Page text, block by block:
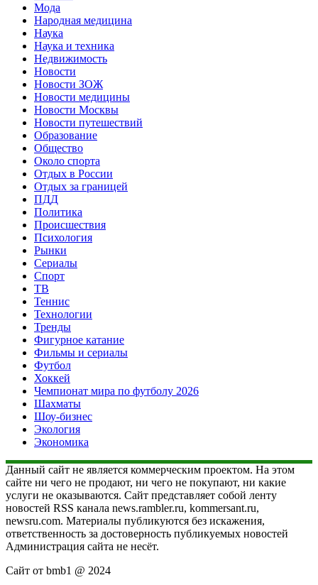
Мода
Народная медицина
Наука
Наука и техника
Недвижимость
Новости
Новости ЗОЖ
Новости медицины
Новости Москвы
Новости путешествий
Образование
Общество
Около спорта
Отдых в России
Отдых за границей
ПДД
Политика
Происшествия
Психология
Рынки
Сериалы
Спорт
ТВ
Теннис
Технологии
Тренды
Фигурное катание
Фильмы и сериалы
Футбол
Хоккей
Чемпионат мира по футболу 2026
Шахматы
Шоу-бизнес
Экология
Экономика
Данный сайт не является коммерческим проектом. На этом
сайте ни чего не продают, ни чего не покупают, ни какие
услуги не оказываются. Сайт представляет собой ленту
новостей RSS канала news.rambler.ru, kommersant.ru,
newsru.com. Материалы публикуются без искажения,
ответственность за достоверность публикуемых новостей
Администрация сайта не несёт.
Сайт от bmb1 @ 2024